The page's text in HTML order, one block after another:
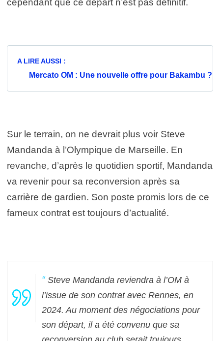
cependant que ce départ n’est pas définitif.
A LIRE AUSSI :
Mercato OM : Une nouvelle offre pour Bakambu ?
Sur le terrain, on ne devrait plus voir Steve
Mandanda à l’Olympique de Marseille. En
revanche, d’après le quotidien sportif, Mandanda
va revenir pour sa reconversion après sa
carrière de gardien. Son poste promis lors de ce
fameux contrat est toujours d’actualité.
Steve Mandanda reviendra à l’OM à
l’issue de son contrat avec Rennes, en
2024. Au moment des négociations pour
son départ, il a été convenu que sa